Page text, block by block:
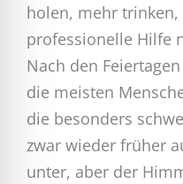
holen, mehr
professionelle Hilfe
Nach den
die meisten
die besonders
zwar wieder früher
unter, aber der